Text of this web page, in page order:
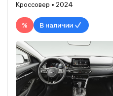
Кроссовер • 2024
% В наличии